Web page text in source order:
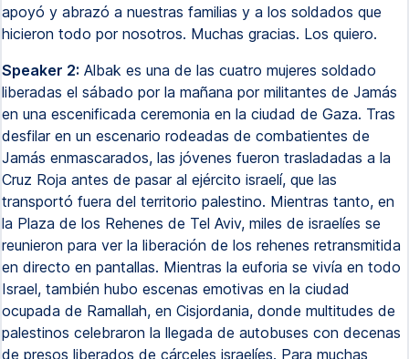
apoyó y abrazó a nuestras familias y a los soldados que
hicieron todo por nosotros. Muchas gracias. Los quiero.
Speaker 2: Albak es una de las cuatro mujeres soldado
liberadas el sábado por la mañana por militantes de Jamás
en una escenificada ceremonia en la ciudad de Gaza. Tras
desfilar en un escenario rodeadas de combatientes de
Jamás enmascarados, las jóvenes fueron trasladadas a la
Cruz Roja antes de pasar al ejército israelí, que las
transportó fuera del territorio palestino. Mientras tanto, en
la Plaza de los Rehenes de Tel Aviv, miles de israelíes se
reunieron para ver la liberación de los rehenes retransmitida
en directo en pantallas. Mientras la euforia se vivía en todo
Israel, también hubo escenas emotivas en la ciudad
ocupada de Ramallah, en Cisjordania, donde multitudes de
palestinos celebraron la llegada de autobuses con decenas
de presos liberados de cárceles israelíes. Para muchas